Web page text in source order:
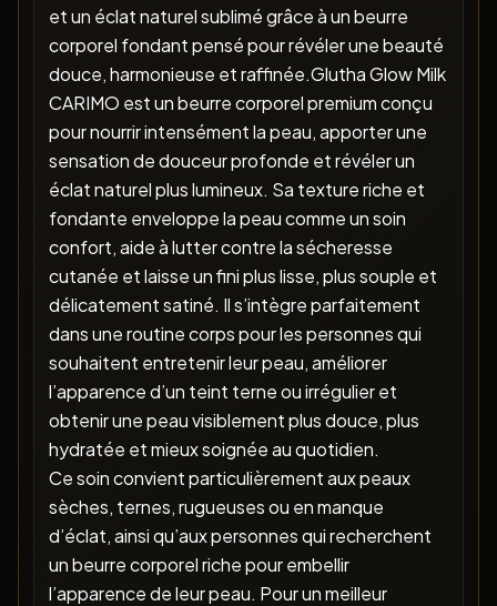
et un éclat naturel sublimé grâce à un beurre
corporel fondant pensé pour révéler une beauté
douce, harmonieuse et raffinée.Glutha Glow Milk
CARIMO est un beurre corporel premium conçu
pour nourrir intensément la peau, apporter une
sensation de douceur profonde et révéler un
éclat naturel plus lumineux. Sa texture riche et
fondante enveloppe la peau comme un soin
confort, aide à lutter contre la sécheresse
cutanée et laisse un fini plus lisse, plus souple et
délicatement satiné. Il s’intègre parfaitement
dans une routine corps pour les personnes qui
souhaitent entretenir leur peau, améliorer
l’apparence d’un teint terne ou irrégulier et
obtenir une peau visiblement plus douce, plus
hydratée et mieux soignée au quotidien.
Ce soin convient particulièrement aux peaux
sèches, ternes, rugueuses ou en manque
d’éclat, ainsi qu’aux personnes qui recherchent
un beurre corporel riche pour embellir
l’apparence de leur peau. Pour un meilleur